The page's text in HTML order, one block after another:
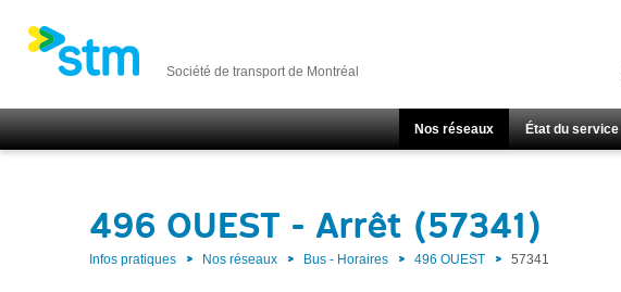
Société de transport de Montréal
Nos réseaux État du service
496 OUEST - Arrêt (57341)
Infos pratiques Nos réseaux Bus - Horaires 496 OUEST 57341